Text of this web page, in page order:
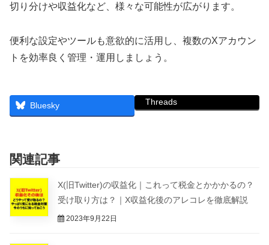
切り分けや収益化など、様々な可能性が広がります。
便利な設定やツールも意欲的に活用し、複数のXアカウン
トを効率良く管理・運用しましょう。
Bluesky Threads
関連記事
X(旧Twitter)の収益化｜これって税金とかかかるの？
受け取り方は？｜X収益化後のアレコレを徹底解説
2023年9月22日